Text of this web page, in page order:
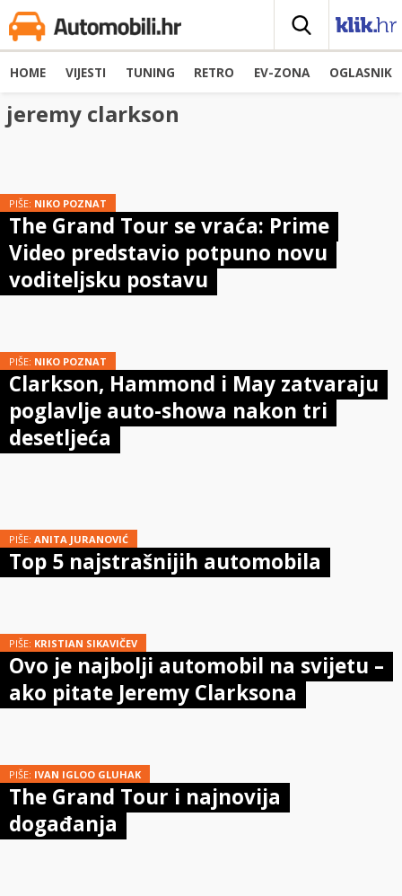
HOME VIJESTI TUNING RETRO EV-ZONA OGLASNIK
jeremy clarkson
PIŠE: NIKO POZNAT
The Grand Tour se vraća: Prime
Video predstavio potpuno novu
voditeljsku postavu
PIŠE: NIKO POZNAT
Clarkson, Hammond i May zatvaraju
poglavlje auto-showa nakon tri
desetljeća
PIŠE: ANITA JURANOVIĆ
Top 5 najstrašnijih automobila
PIŠE: KRISTIAN SIKAVIČEV
Ovo je najbolji automobil na svijetu –
ako pitate Jeremy Clarksona
PIŠE: IVAN IGLOO GLUHAK
The Grand Tour i najnovija
događanja